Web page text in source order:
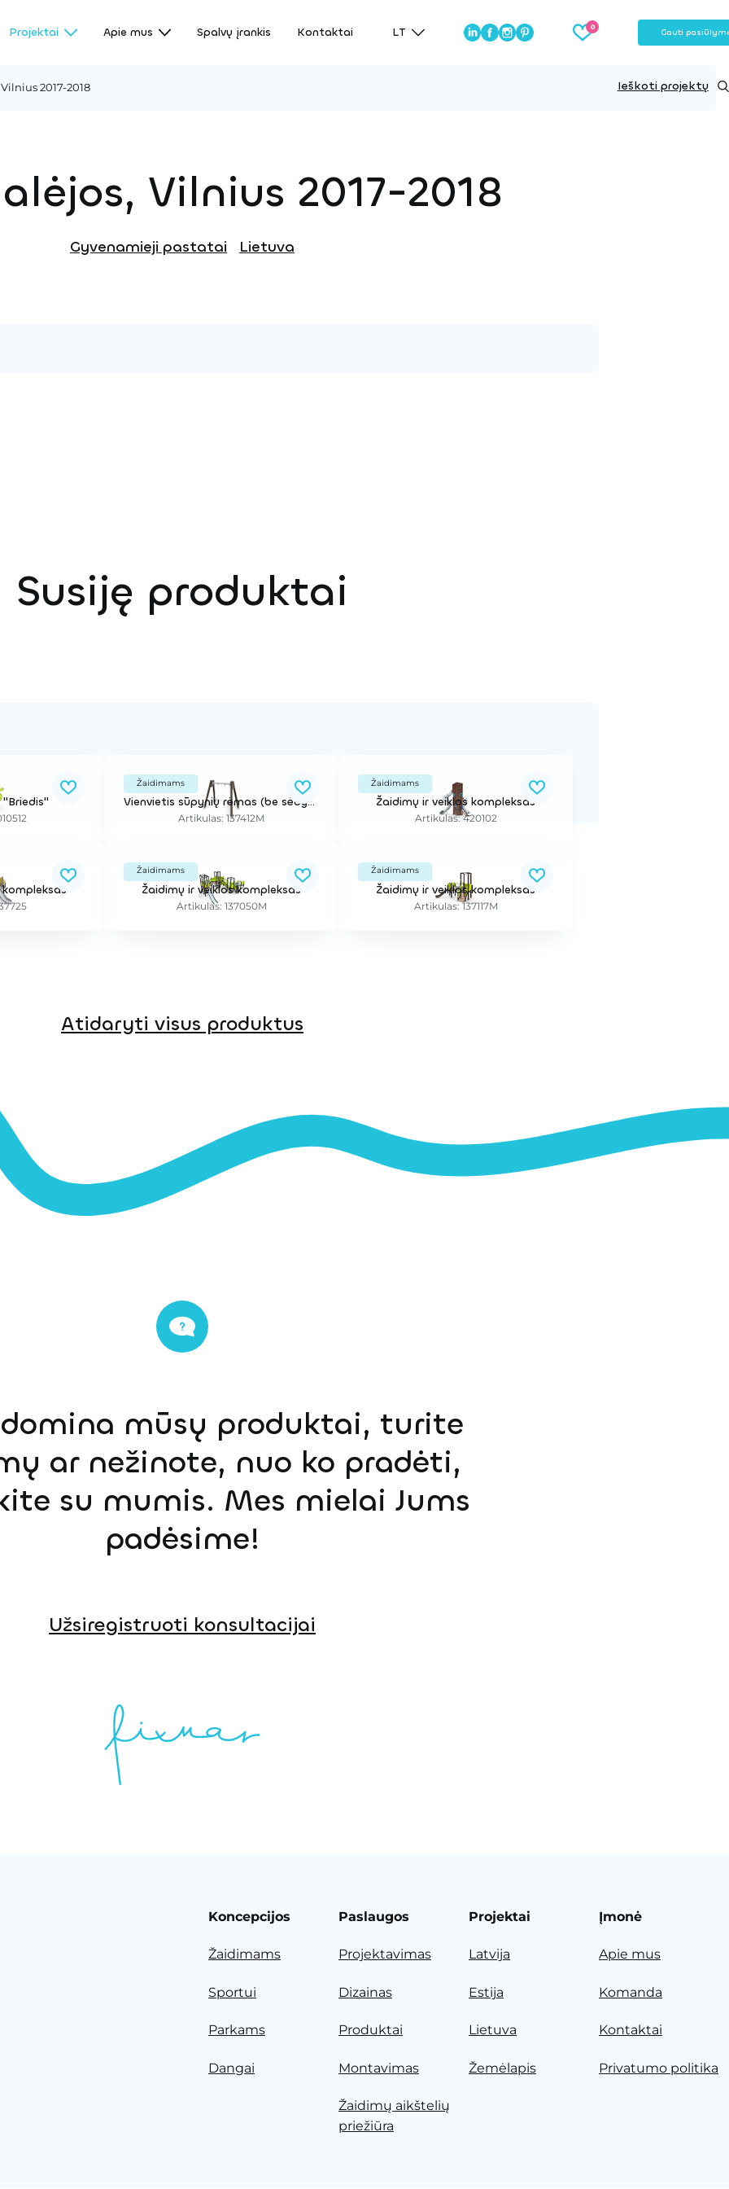
Projektai Apie mus Spalvų įrankis Kontaktai LT Gauti
2017-2018 Ieškoti projektų
Vilnius 2017-2018
Gyvenamieji pastatai Lietuva
Susiję produktai
"Briedis"
Žaidimams
Vienvietis sūpynių rėmas (be sėdynės)
Artikulas: 137412M
Žaidimams
Žaidimų ir veiklos kompleksas
Artikulas: 420102
Žaidimams
Žaidimų ir veiklos kompleksas
Artikulas: 137050M
Žaidimams
Žaidimų ir veiklos kompleksas
Artikulas: 137117M
Atidaryti visus produktus
domina mūsų produktai, turite
ar nežinote, nuo ko pradėti,
su mumis. Mes mielai Jums
padėsime!
Užsiregistruoti konsultacijai
Koncepcijos
Žaidimams
Sportui
Parkams
Dangai
Paslaugos
Projektavimas
Dizainas
Produktai
Montavimas
Žaidimų aikštelių
priežiūra
Projektai
Latvija
Estija
Lietuva
Žemėlapis
Įmonė
Apie mus
Komanda
Kontaktai
Privatumo politika